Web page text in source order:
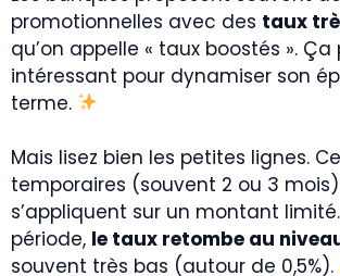
promotionnelles avec des taux
qu’on appelle « taux boostés ».
intéressant pour dynamiser son
terme.
Mais lisez bien les petites lignes.
temporaires (souvent 2 ou 3
s’appliquent sur un montant
période, le taux retombe au
souvent très bas (autour de 0,5%).